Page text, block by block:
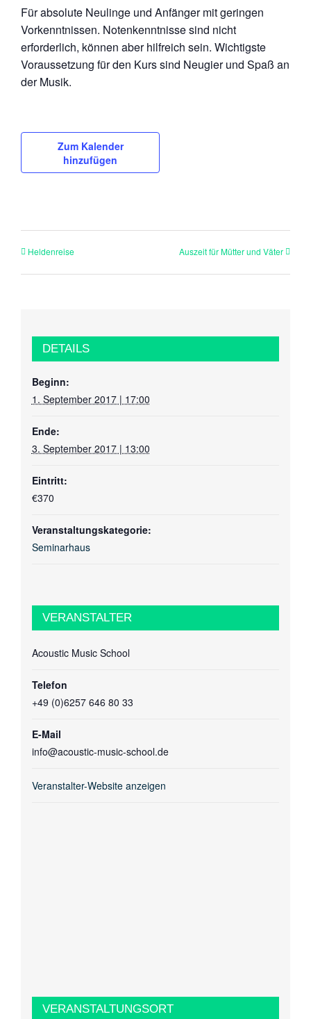
Für absolute Neulinge und Anfänger mit geringen
Vorkenntnissen. Notenkenntnisse sind nicht
erforderlich, können aber hilfreich sein. Wichtigste
Voraussetzung für den Kurs sind Neugier und Spaß an
der Musik.
Zum Kalender
hinzufügen
Heldenreise Auszeit für Mütter und Väter
DETAILS
Beginn:
1. September 2017 | 17:00
Ende:
3. September 2017 | 13:00
Eintritt:
€370
Veranstaltungskategorie:
Seminarhaus
VERANSTALTER
Acoustic Music School
Telefon
+49 (0)6257 646 80 33
E-Mail
info@acoustic-music-school.de
Veranstalter-Website anzeigen
VERANSTALTUNGSORT